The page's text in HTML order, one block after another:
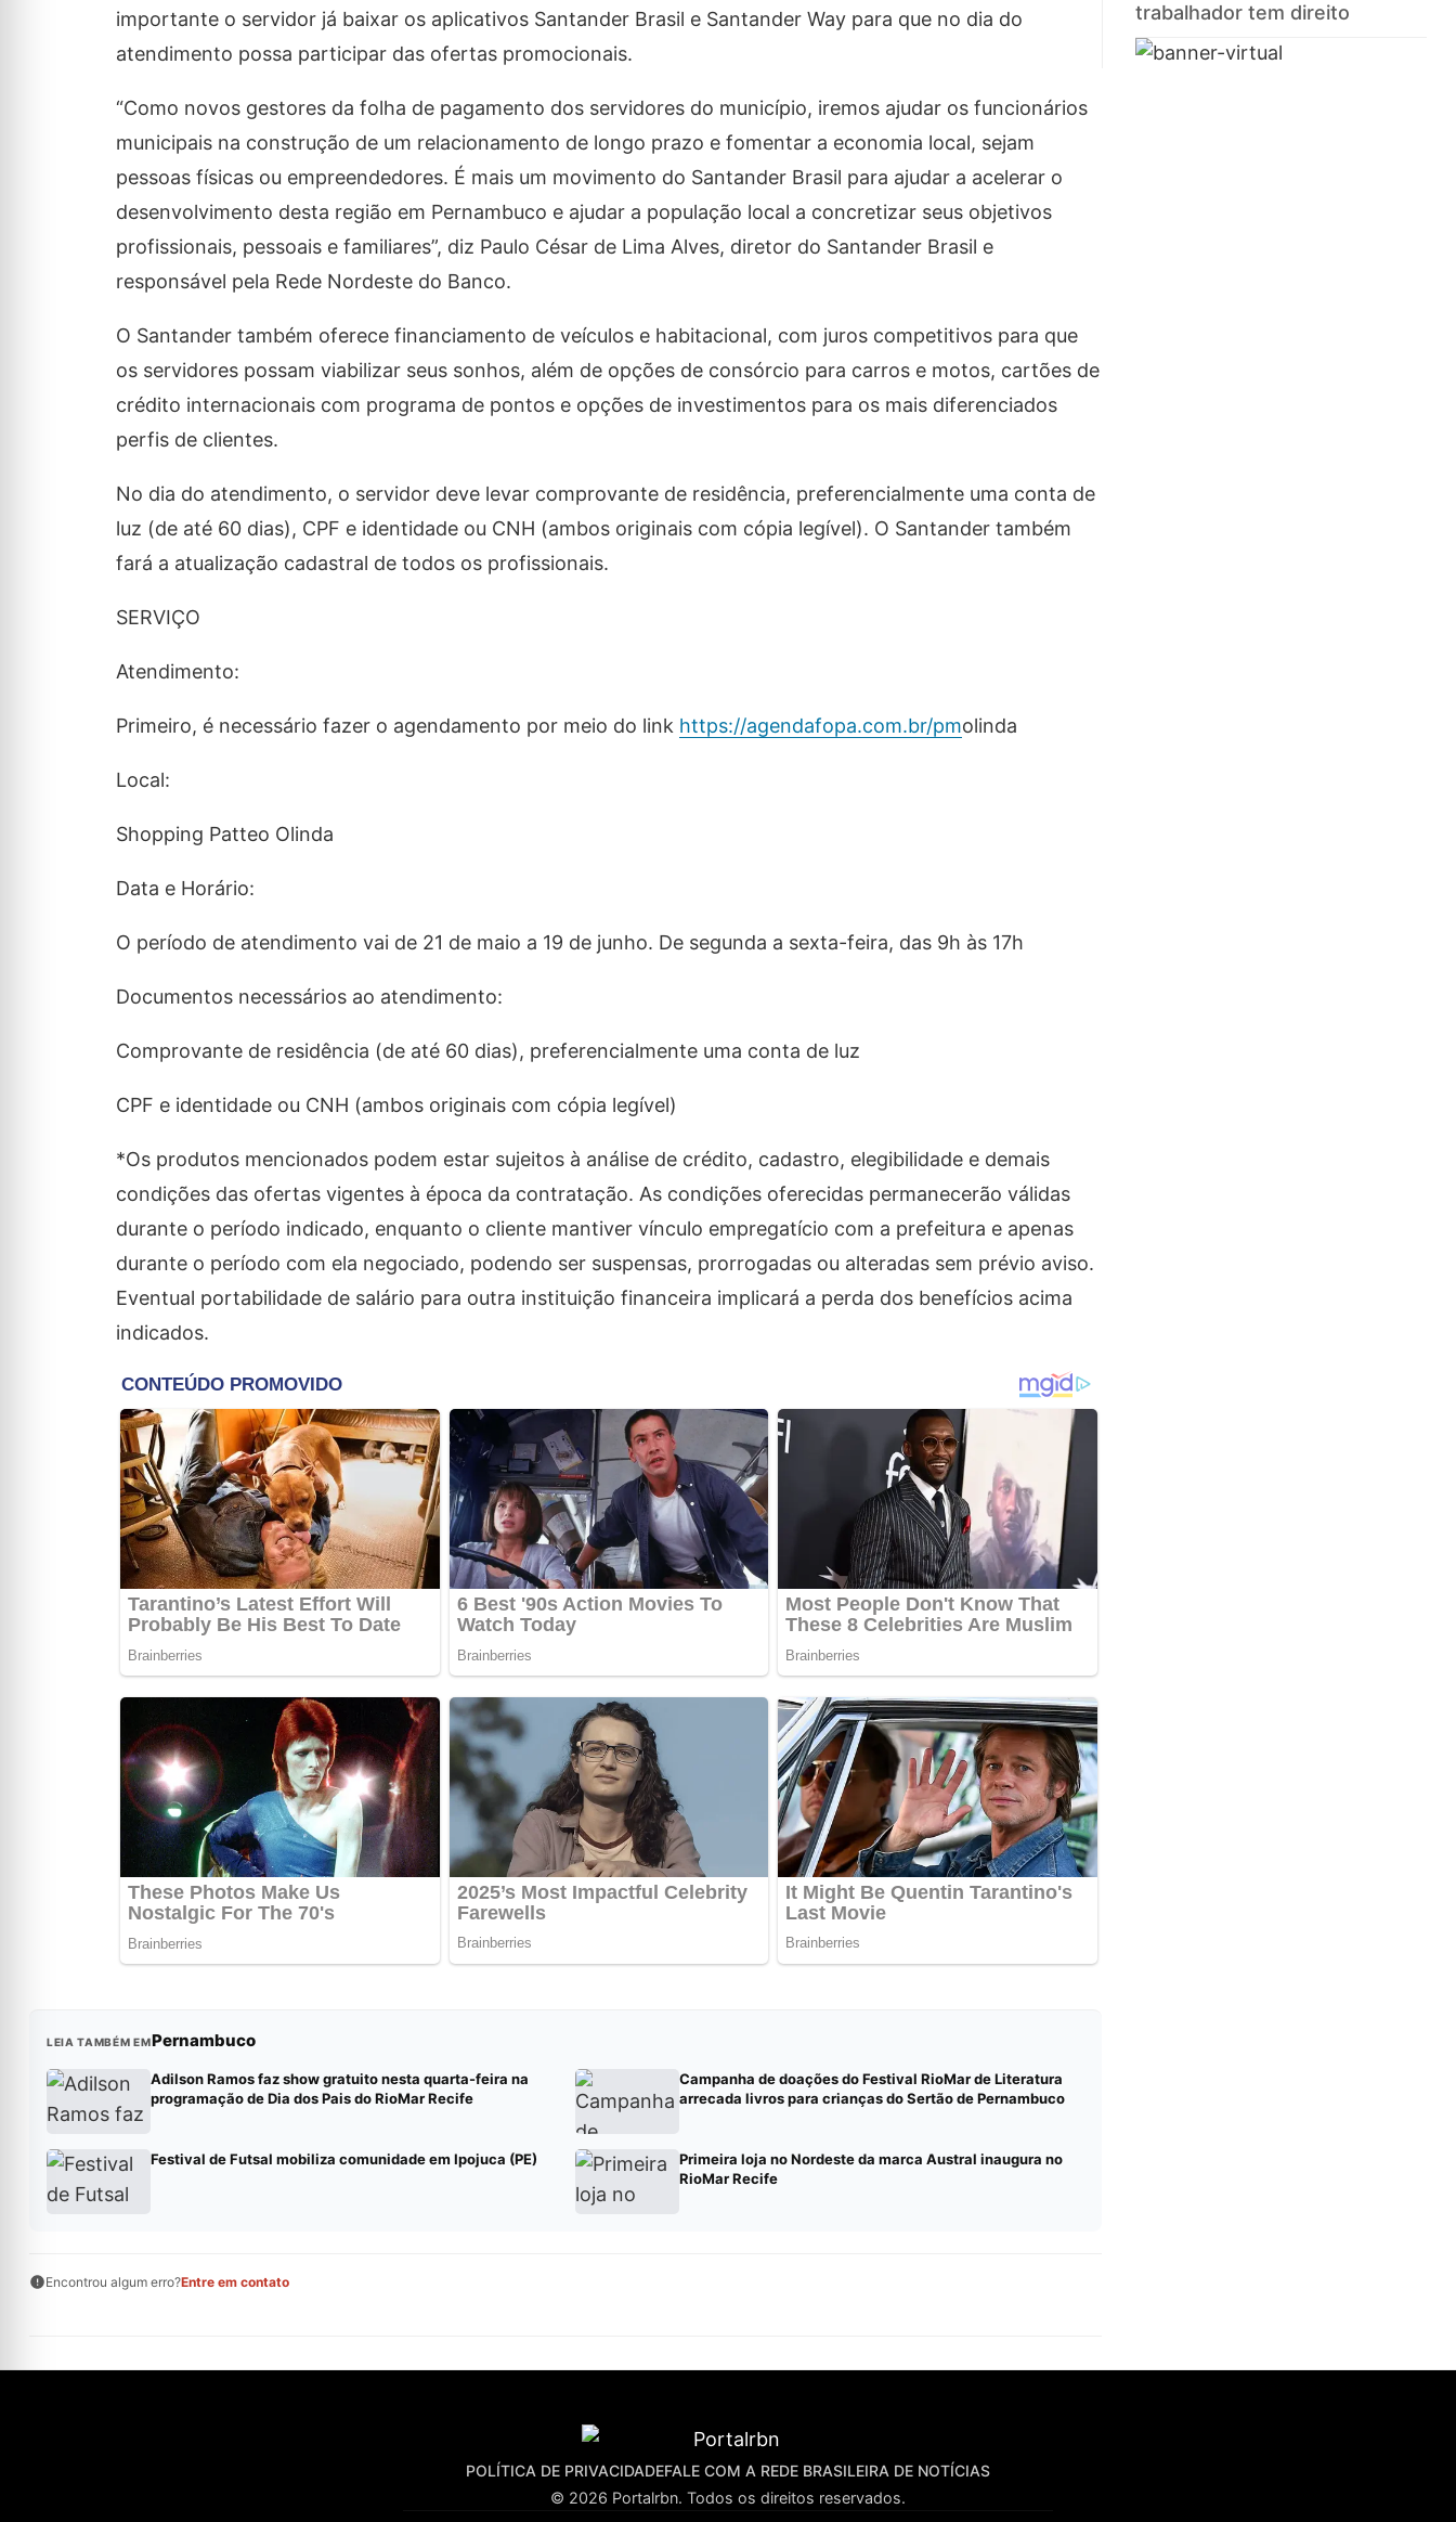
importante o servidor já baixar os aplicativos Santander Brasil e Santander Way para que no dia do
atendimento possa participar das ofertas promocionais.
“Como novos gestores da folha de pagamento dos servidores do município, iremos ajudar os funcionários
municipais na construção de um relacionamento de longo prazo e fomentar a economia local, sejam
pessoas físicas ou empreendedores. É mais um movimento do Santander Brasil para ajudar a acelerar o
desenvolvimento desta região em Pernambuco e ajudar a população local a concretizar seus objetivos
profissionais, pessoais e familiares”, diz Paulo César de Lima Alves, diretor do Santander Brasil e
responsável pela Rede Nordeste do Banco.
O Santander também oferece financiamento de veículos e habitacional, com juros competitivos para que
os servidores possam viabilizar seus sonhos, além de opções de consórcio para carros e motos, cartões de
crédito internacionais com programa de pontos e opções de investimentos para os mais diferenciados
perfis de clientes.
No dia do atendimento, o servidor deve levar comprovante de residência, preferencialmente uma conta de
luz (de até 60 dias), CPF e identidade ou CNH (ambos originais com cópia legível). O Santander também
fará a atualização cadastral de todos os profissionais.
SERVIÇO
Atendimento:
Primeiro, é necessário fazer o agendamento por meio do link https://agendafopa.com.br/pmolinda
Local:
Shopping Patteo Olinda
Data e Horário:
O período de atendimento vai de 21 de maio a 19 de junho. De segunda a sexta-feira, das 9h às 17h
Documentos necessários ao atendimento:
Comprovante de residência (de até 60 dias), preferencialmente uma conta de luz
CPF e identidade ou CNH (ambos originais com cópia legível)
*Os produtos mencionados podem estar sujeitos à análise de crédito, cadastro, elegibilidade e demais
condições das ofertas vigentes à época da contratação. As condições oferecidas permanecerão válidas
durante o período indicado, enquanto o cliente mantiver vínculo empregatício com a prefeitura e apenas
durante o período com ela negociado, podendo ser suspensas, prorrogadas ou alteradas sem prévio aviso.
Eventual portabilidade de salário para outra instituição financeira implicará a perda dos benefícios acima
indicados.
LEIA TAMBÉM EMPernambuco
Adilson Ramos faz show gratuito nesta quarta-feira na
programação de Dia dos Pais do RioMar Recife
Campanha de doações do Festival RioMar de Literatura
arrecada livros para crianças do Sertão de Pernambuco
Festival de Futsal mobiliza comunidade em Ipojuca (PE)
Primeira loja no Nordeste da marca Austral inaugura no
RioMar Recife
Encontrou algum erro?Entre em contato
trabalhador tem direito
POLÍTICA DE PRIVACIDADEFALE COM A REDE BRASILEIRA DE NOTÍCIAS
© 2026 Portalrbn. Todos os direitos reservados.